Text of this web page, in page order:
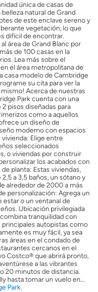
única de casas de
natural de Grand
de este enclave sereno y
vegetación, lo que
difícil de encontrar.
área de Grand Blanc por
de 100 casas en la
Lea más sobre el
el área metropolitana de
casa modelo de Cambridge
su cita para ver la
Acerca de nuestras
Park cuenta con una
pisos diseñadas para
como a aquellos
un diseño de
moderno con espacios
Elige entre
seleccionados
o viviendas por construir
los acabados con
planta: Estas viviendas,
a 3,5 baños, un sótano y
alrededor de 2000 a más
personalización: Agrega un
estar o un ventanal de
Ubicación privilegiada
tranquilidad con
principales autopistas como
es muy fácil, ya sea
áreas en el condado de
cercanos en el
Costco® que abrirá pronto,
a las vibrantes
20 minutos de distancia.
hasta tomar un vuelo en...
Park.